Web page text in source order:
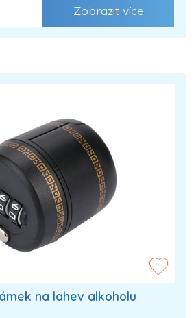
Zobrazit více
na lahev alkoholu